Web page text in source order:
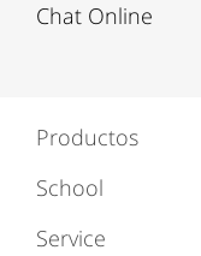
Chat Online
Productos
School
Service